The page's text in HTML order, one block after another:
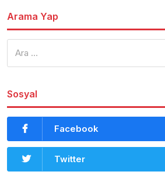
Arama Yap
Sosyal
Facebook
Twitter